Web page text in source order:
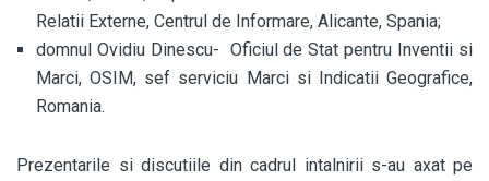
Relatii Externe, Centrul de Informare, Alicante, Spania;
domnul Ovidiu Dinescu- Oficiul de Stat pentru Inventii si
Marci, OSIM, sef serviciu Marci si Indicatii Geografice,
Romania.
Prezentarile si discutiile din cadrul intalnirii s-au axat pe